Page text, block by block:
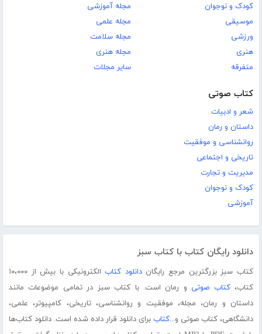
کودک و نوجوان
موسیقی
ورزشی
هنری
متفرقه
مجله آموزشی
مجله علمی
مجله سلامت
مجله هنری
سایر مجلات
کتاب صوتی
شعر و ادبیات
داستان و رمان
روانشناسی و موفقیت
تاریخی و اجتماعی
مدیریت و تجارت
کودک و نوجوان
آموزشی
دانلود رایگان کتاب با کتاب سبز
کتاب سبز بزرگترین مرجع رایگاندانلود کتاب
الکترونیکی با بیش از ۱۰،۰۰۰
کتاب،کتاب صوتی و رمان است. با کتاب سبز در تمامی موضوعات مانند
داستان و رمان، مجله، موفقیت و روانشناسی، تاریخی، کامپیوتر، علمی،
دانشگاهی، کتاب صوتی و...کتاب برای دانلود قرار داده شده است. دانلود کتاب‌ها